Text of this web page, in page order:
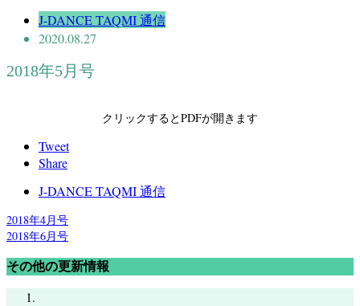
J-DANCE TAQMI 通信
2020.08.27
2018年5月号
クリックするとPDFが開きます
Tweet
Share
J-DANCE TAQMI 通信
2018年4月号
2018年6月号
その他の更新情報